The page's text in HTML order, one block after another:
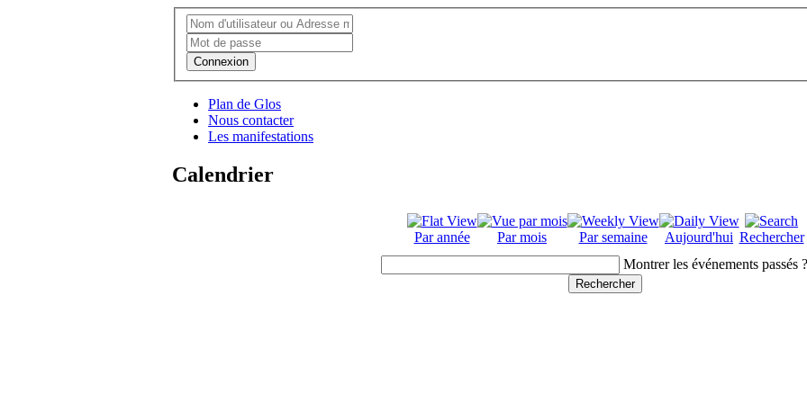
Connexion
Plan de Glos
Nous contacter
Les manifestations
Calendrier
Par année Par mois Par semaine Aujourd'hui Rechercher
Montrer les événements passés ?